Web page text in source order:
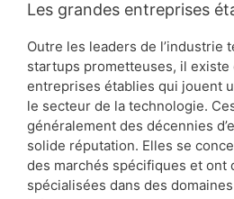
Les grandes entreprises
Outre les leaders de l’industrie
startups prometteuses, il existe
entreprises établies qui jouent
le secteur de la technologie.
généralement des décennies
solide réputation. Elles se
des marchés spécifiques et ont
spécialisées dans des